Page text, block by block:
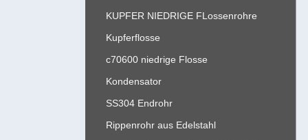
KUPFER NIEDRIGE FLossenrohre
Kupferflosse
c70600 niedrige Flosse
Kondensator
SS304 Endrohr
Rippenrohr aus Edelstahl